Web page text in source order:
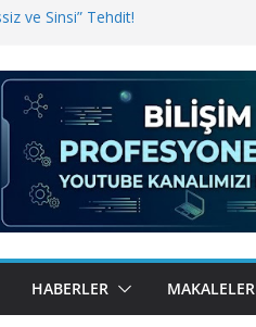
ve Sinsi” Tehdit!
Bugün BulutTahsilat’ta
Kemal Oral Tüm Sorularımızı
HABERLER MAKALELER